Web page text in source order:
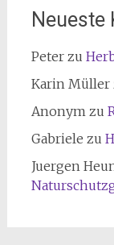
Neueste
Peterzu
Karin Müller
Anonymzu
Gabriele zu
Juergen